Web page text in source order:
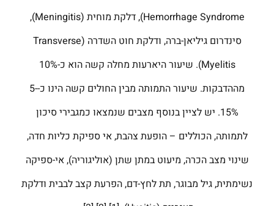
Hemorrhage Syndrome), דלקת מוחית (Meningitis),
סינדרום גיליאן-ברה, ודלקת חוט השדרה (Transverse
Myelitis). שיעור היארעות מחלה קשה הוא כ-10%
מההדבקות. שיעור התמותה מבין החולים קשה הינו כ-5-
15%. יש לציין בנוסף מצבים שנמצאו כמגבירי סיכון
לתמותה, הכוללים – הופעת צהבת, אי ספיקת כליות חדה,
שינוי מצב הכרה, מיעוט במתן שתן (אוליגוריה), אי-ספיקה
נשימתית, גיל מבוגר, תת לחץ-דם, הפרעת קצב לבבית ודלקת